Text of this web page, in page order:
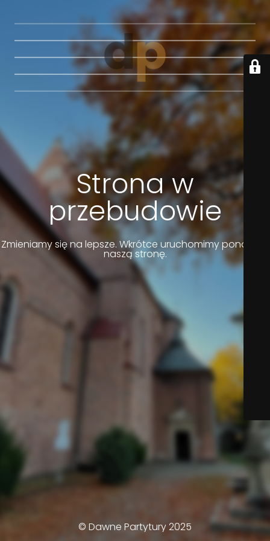
Strona w
przebudowie
Zmieniamy się na lepsze. Wkrótce uruchomimy ponownie
naszą stronę.
© Dawne Partytury 2025